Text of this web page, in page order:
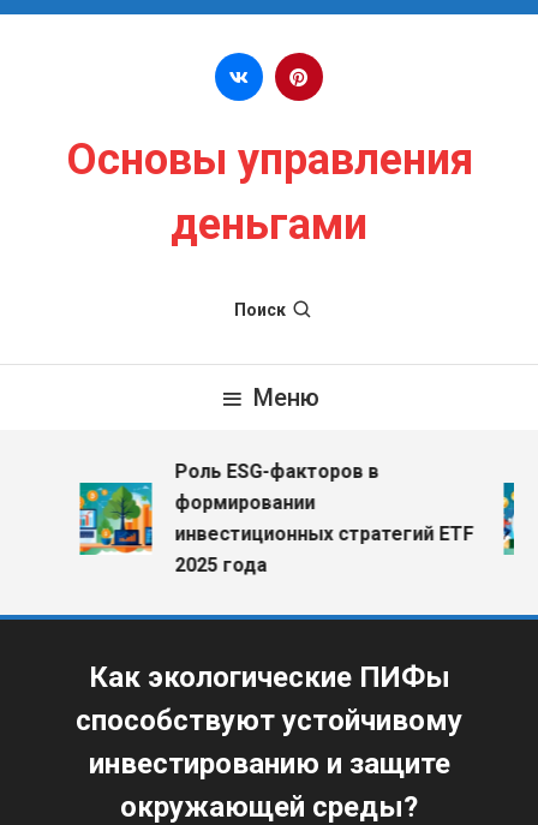
Перейти к содержимому
Основы управления
деньгами
Поиск
Меню
Роль ESG-факторов в
формировании
инвестиционных стратегий ETF
2025 года
Как экологические ПИФы
способствуют устойчивому
инвестированию и защите
окружающей среды?